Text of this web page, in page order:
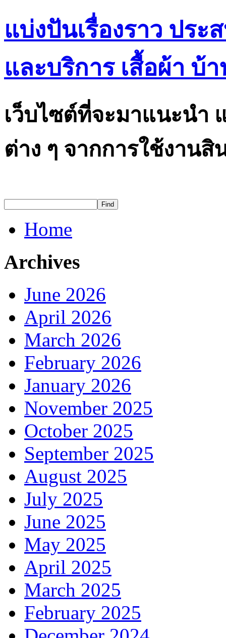
แบ่งปันเรื่องราว ปร
และบริการ เสื้อผ้า บ้
เว็บไซต์ที่จะมาแนะนำ
ต่าง ๆ จากการใช้งาน
Home
Archives
June 2026
April 2026
March 2026
February 2026
January 2026
November 2025
October 2025
September 2025
August 2025
July 2025
June 2025
May 2025
April 2025
March 2025
February 2025